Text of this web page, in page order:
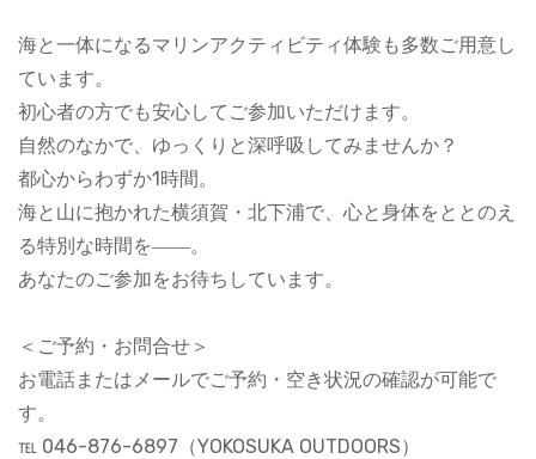
海と一体になるマリンアクティビティ体験も多数ご用意し
ています。
初心者の方でも安心してご参加いただけます。
自然のなかで、ゆっくりと深呼吸してみませんか？
都心からわずか1時間。
海と山に抱かれた横須賀・北下浦で、心と身体をととのえ
る特別な時間を――。
あなたのご参加をお待ちしています。
＜ご予約・お問合せ＞
お電話またはメールでご予約・空き状況の確認が可能で
す。
℡ 046-876-6897（YOKOSUKA OUTDOORS）